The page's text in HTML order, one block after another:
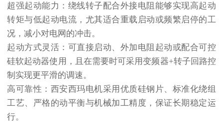
超强起动能力 ：绕线转子配合外接电阻能够实现高起动
转矩与低起动电流，尤其适合重载启动或频繁启停的工
况，减小对电网的冲击。
起动方式灵活 ：可直接启动、外加电阻起动或配合可控
硅软起动器使用，且在需要时可采用变频器+转子回路控
制实现更平滑的调速。
高可靠性 ：西安西玛电机采用优质硅钢片、标准化绕组
工艺、严格的动平衡与机械加工精度，保证长期稳定运
行。